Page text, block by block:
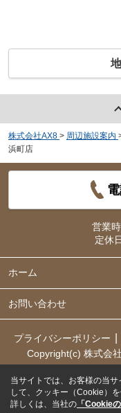
株式会社AX8 > 周辺施設案内
浜町店
営業時
定休
ホーム
お問い合わせ
プライバシーポリシー
Copyright(c) 株式会
当サイトでは、お客様の当
して、クッキー（Cookie）を
詳しくは、当社の 「Cookie